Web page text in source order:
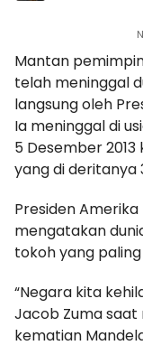
Mantan
telah meninggal
langsung oleh
Ia meninggal di
5 Desember
yang di deritanya
Presiden
mengatakan
tokoh yang
“Negara kita
Jacob Zuma
kematian